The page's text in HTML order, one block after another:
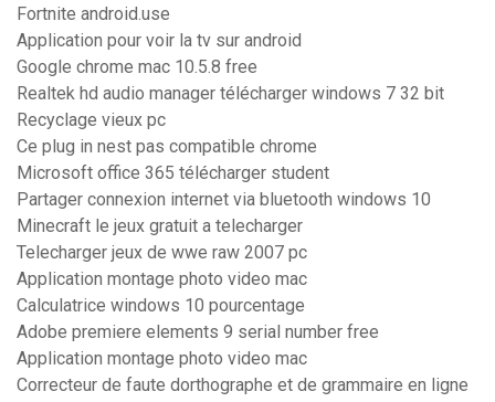
Fortnite android.use
Application pour voir la tv sur android
Google chrome mac 10.5.8 free
Realtek hd audio manager télécharger windows 7 32 bit
Recyclage vieux pc
Ce plug in nest pas compatible chrome
Microsoft office 365 télécharger student
Partager connexion internet via bluetooth windows 10
Minecraft le jeux gratuit a telecharger
Telecharger jeux de wwe raw 2007 pc
Application montage photo video mac
Calculatrice windows 10 pourcentage
Adobe premiere elements 9 serial number free
Application montage photo video mac
Correcteur de faute dorthographe et de grammaire en ligne